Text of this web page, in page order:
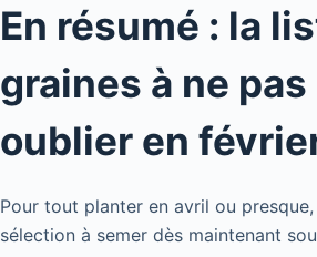
En résumé : la
graines à ne pas
oublier en
Pour tout planter en avril ou
sélection à semer dès maintenant